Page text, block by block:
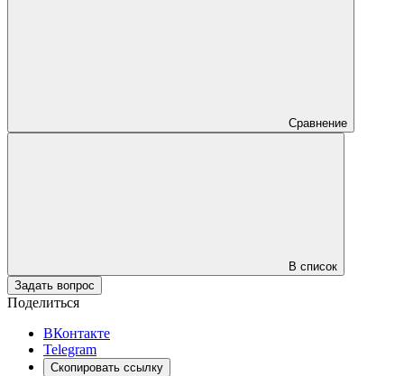
Сравнение
В список
Задать вопрос
Поделиться
ВКонтакте
Telegram
Скопировать ссылку